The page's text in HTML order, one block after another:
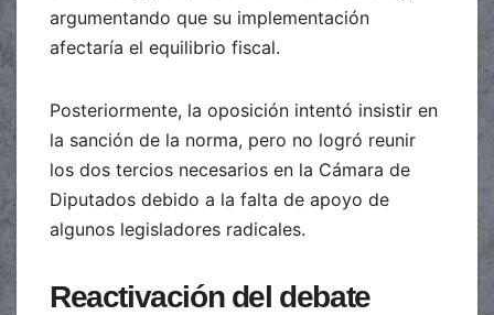
argumentando que su implementación
afectaría el equilibrio fiscal.
Posteriormente, la oposición intentó insistir en
la sanción de la norma, pero no logró reunir
los dos tercios necesarios en la Cámara de
Diputados debido a la falta de apoyo de
algunos legisladores radicales.
Reactivación del debate